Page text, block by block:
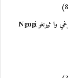
*ترجمة وتقديم لطفية الدليميعن رواة الحكايات وسحر الحكايةنغوغي وا ثيونغو Ngugi